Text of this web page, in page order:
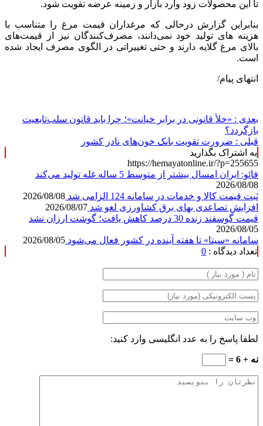
تا این محصولات زود وارد بازار و زمینه عرضه تقویت شود.
بنابراین گزارش درحالی که مرغداران قیمت مرغ را متناسب با
هزینه های تولید خود نمی‌دانند، مصرف‌کنندگان نیز از قیمت‌های
بالای مرغ گلایه دارند و حتی تغییراتی در الگوی مصرف ایجاد شده
است.
انتهای پیام/
بعدی : «خلأ قانونی در برابر خیانت»؛ چرا باید قانون سلب‌تابعیت
بازگردد؟
قبلی : ضرورت تقویت بانک خون‌های نادر کشور
به اشتراک بگذارید
https://hemayatonline.ir/?p=255655
فائو: ایران امسال بیشتر از متوسط 5 ساله غله تولید می‌کند
2026/08/08
ثبت قیمت کالا و خدمات در سامانه 124 الزامی شد
2026/08/08
افزایش تصاعدی بهای برق کشاورزی لغو شد 2026/08/07
قیمت گوسفند زنده 30 درصد کاهش یافت؛ گوشت ارزان نشد
2026/08/05
سامانه «سیتا» تا هفته آینده در کشور فعال می‌شود 2026/08/05
تعداد دیدگاه : 0
لطفا پاسخ را به عدد انگلیسی وارد کنید:
نه + 6 =